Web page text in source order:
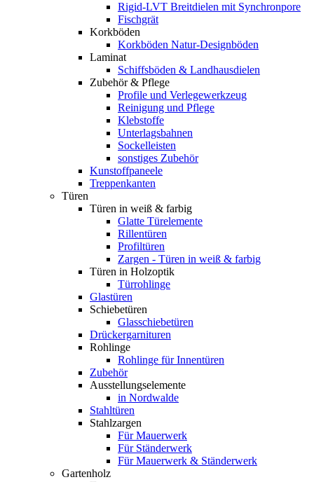
Rigid-LVT Breitdielen mit Synchronpore
Fischgrät
Korkböden
Korkböden Natur-Designböden
Laminat
Schiffsböden & Landhausdielen
Zubehör & Pflege
Profile und Verlegewerkzeug
Reinigung und Pflege
Klebstoffe
Unterlagsbahnen
Sockelleisten
sonstiges Zubehör
Kunstoffpaneele
Treppenkanten
Türen
Türen in weiß & farbig
Glatte Türelemente
Rillentüren
Profiltüren
Zargen - Türen in weiß & farbig
Türen in Holzoptik
Türrohlinge
Glastüren
Schiebetüren
Glasschiebetüren
Drückergarnituren
Rohlinge
Rohlinge für Innentüren
Zubehör
Ausstellungselemente
in Nordwalde
Stahltüren
Stahlzargen
Für Mauerwerk
Für Ständerwerk
Für Mauerwerk & Ständerwerk
Gartenholz